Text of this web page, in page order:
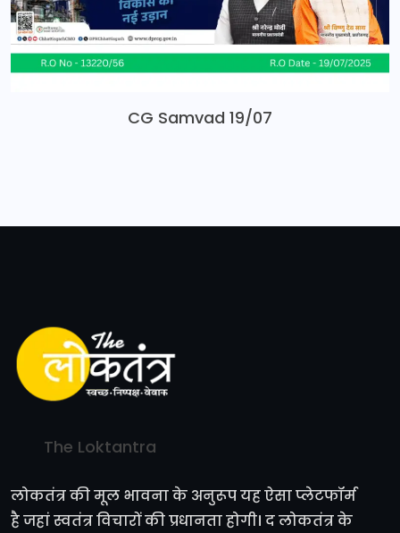
CG Samvad 19/07
The Loktantra
लोकतंत्र की मूल भावना के अनुरूप यह ऐसा प्लेटफॉर्म
है जहां स्वतंत्र विचारों की प्रधानता होगी। द लोकतंत्र के